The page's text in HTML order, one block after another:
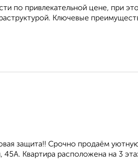
по привлекательной цене, при
Ключевые
защита!! Срочно продаём
45А. Квартира расположена на 3